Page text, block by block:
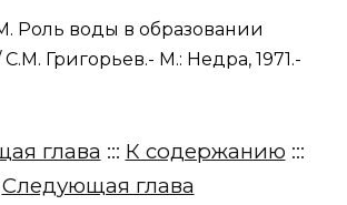
Роль воды в образовании
Григорьев.- М.: Недра, 1971.-
глава ::: К содержанию :::
Следующая глава